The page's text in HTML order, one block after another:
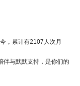
，累计有2107人次月
伴与默默支持，是你们的